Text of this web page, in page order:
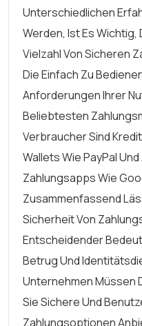
Unterschiedlichen
Werden, Ist Es
Vielzahl Von Sicheren
Die Einfach Zu
Anforderungen Ihrer
Beliebtesten
Verbraucher Sind
Wallets Wie PayPal
Zahlungsapps Wie
Zusammenfassend
Sicherheit Von
Entscheidender
Betrug Und
Unternehmen Müssen
Sie Sichere Und
Zahlungsoptionen